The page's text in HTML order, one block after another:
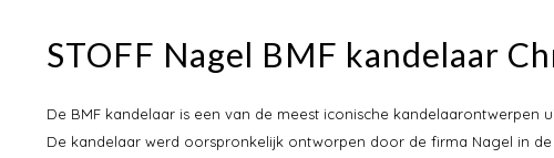
STOFF Nagel BMF kandelaar
De BMF kandelaar is een van de meest iconische kandelaarontwerpen
De kandelaar werd oorspronkelijk ontworpen door de firma Nagel in